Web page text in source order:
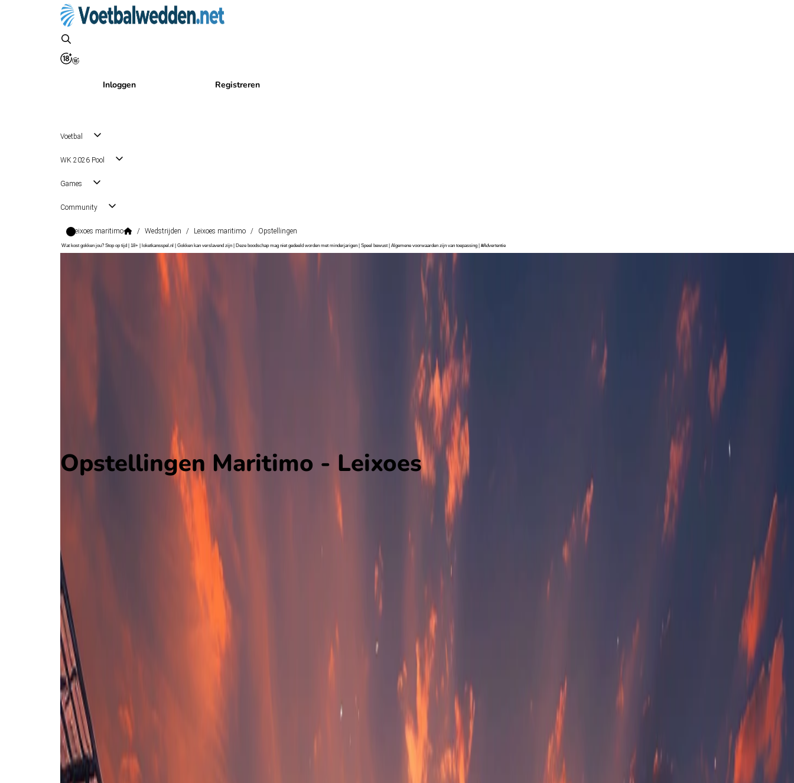
Inloggen Registreren
Voetbal
WK 2026 Pool
Games
Community
Leixoes maritimo / Wedstrijden / Leixoes maritimo / Opstellingen
Wat kost gokken jou? Stop op tijd | 18+ | loketkansspel.nl | Gokken kan verslavend zijn | Deze boodschap mag niet gedeeld worden met minderjarigen | Speel bewust | Algemene voorwaarden zijn van toepassing | #Advertentie
Opstellingen Maritimo - Leixoes